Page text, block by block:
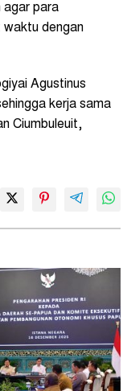
agar para
waktu dengan
Agustinus
kerja sama
Ciumbuleuit,